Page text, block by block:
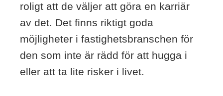
roligt att de väljer att göra en karriär
av det. Det finns riktigt goda
möjligheter i fastighetsbranschen för
den som inte är rädd för att hugga i
eller att ta lite risker i livet.